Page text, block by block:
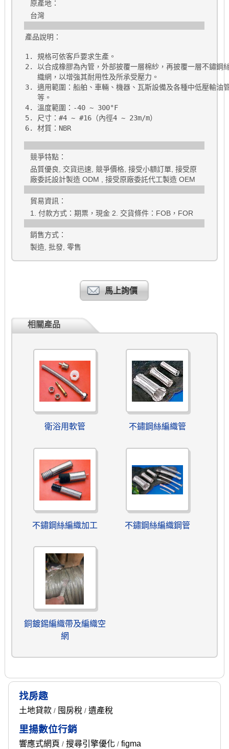
原產地：
台灣
產品說明：
1. 規格可依客戶要求生產。
2. 以合成橡膠為內管，外部披覆一層棉紗，再披覆一層不鏽鋼
   織網，以增強其耐用性及所承受壓力。
3. 適用範圍：船舶、車輛、機器、瓦斯設備及各種中低壓輸油
   等。
4. 溫度範圍：-40 ~ 300°F
5. 尺寸：#4 ~ #16（內徑4 ~ 23m/m）
6. 材質：NBR
競爭特點：
品質優良, 交貨迅速, 競爭價格, 接受小額訂單, 接受原
廠委託設計製造 ODM , 接受原廠委託代工製造 OEM
貿易資訊：
1. 付款方式：期票，現金 2. 交貨條件：FOB，FOR
銷售方式：
製造, 批發, 零售
馬上詢價
相關產品
衛浴用軟管 不鏽鋼絲編織管
不鏽鋼絲編織加工 不鏽鋼絲編織鋼管
銅鍍錫編織帶及編織空
網
找房趣
土地貸款 / 囤房稅 / 遺產稅
里揚數位行銷
響應式網頁 / 搜尋引擎優化/ figma